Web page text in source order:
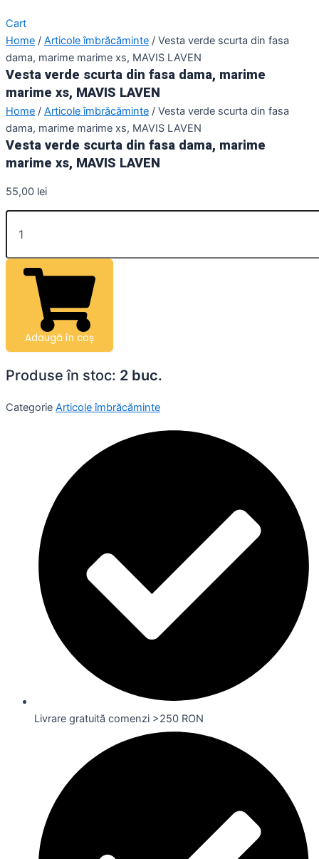
Cart
Home / Articole îmbrăcăminte / Vesta verde scurta din fasa
dama, marime marime xs, MAVIS LAVEN
Vesta verde scurta din fasa dama, marime
marime xs, MAVIS LAVEN
Home / Articole îmbrăcăminte / Vesta verde scurta din fasa
dama, marime marime xs, MAVIS LAVEN
Vesta verde scurta din fasa dama, marime
marime xs, MAVIS LAVEN
55,00 lei
Adaugă în coș
Produse în stoc: 2 buc.
Categorie Articole îmbrăcăminte
Livrare gratuită comenzi >250 RON